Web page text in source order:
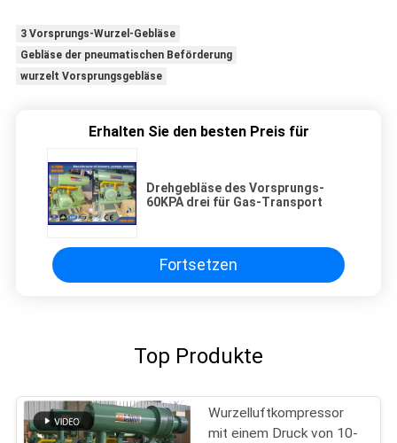
3 Vorsprungs-Wurzel-Gebläse
Gebläse der pneumatischen Beförderung
wurzelt Vorsprungsgebläse
Erhalten Sie den besten Preis für
Drehgebläse des Vorsprungs-
60KPA drei für Gas-Transport
Fortsetzen
Top Produkte
Wurzelluftkompressor
mit einem Druck von 10-